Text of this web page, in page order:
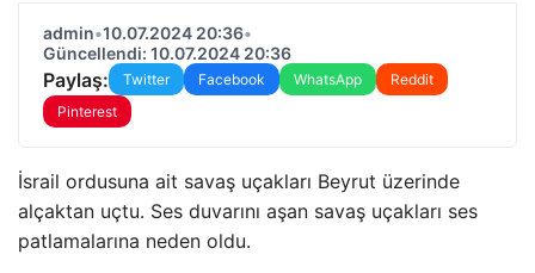
admin•10.07.2024 20:36•
Güncellendi: 10.07.2024 20:36
Paylaş: Twitter Facebook WhatsApp
Reddit
Pinterest
İsrail ordusuna ait savaş uçakları Beyrut üzerinde
alçaktan uçtu. Ses duvarını aşan savaş uçakları ses
patlamalarına neden oldu.